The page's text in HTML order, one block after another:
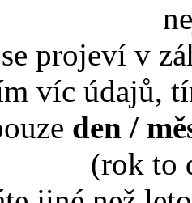
projeví v
víc údajů,
den /
(rok to